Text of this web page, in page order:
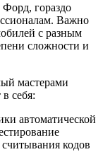
гораздо
Важно
с разным
сложности и
мастерами
себя:
автоматической
кодов